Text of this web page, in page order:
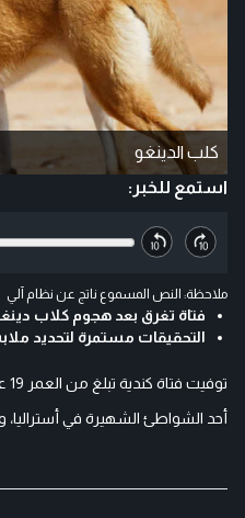
كلب الدينغو
استمع للخبر:
ملاحظة: النص المسموع ناتج عن نظام آلي
فتاة تغرق بعد هجوم كلاب
التحقيقات مستمرة لتحديد
أحد الشواطئ الشهيرة في